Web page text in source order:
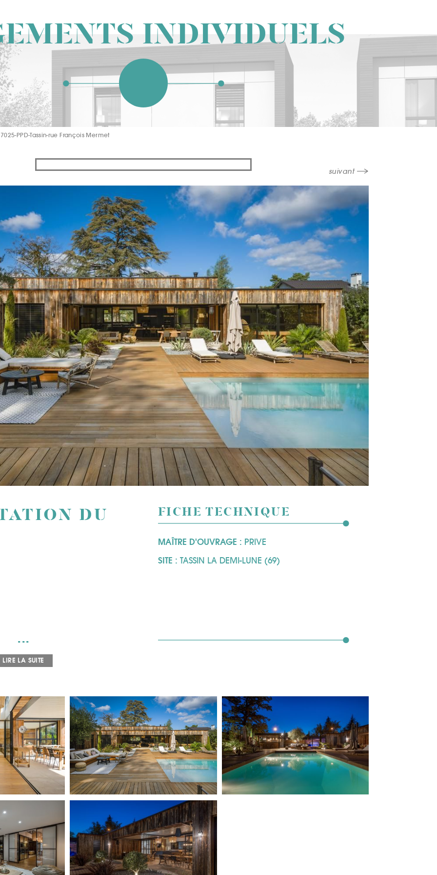
INDIVIDUELS
PPD-Tassin-rue François Mermet
suivant
DU
...
LIRE LA SUITE
FICHE TECHNIQUE
MAÎTRE D'OUVRAGE : PRIVE
SITE : TASSIN LA DEMI-LUNE (69)